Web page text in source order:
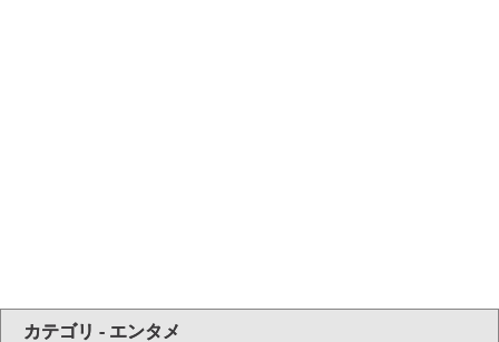
カテゴリ - エンタメ